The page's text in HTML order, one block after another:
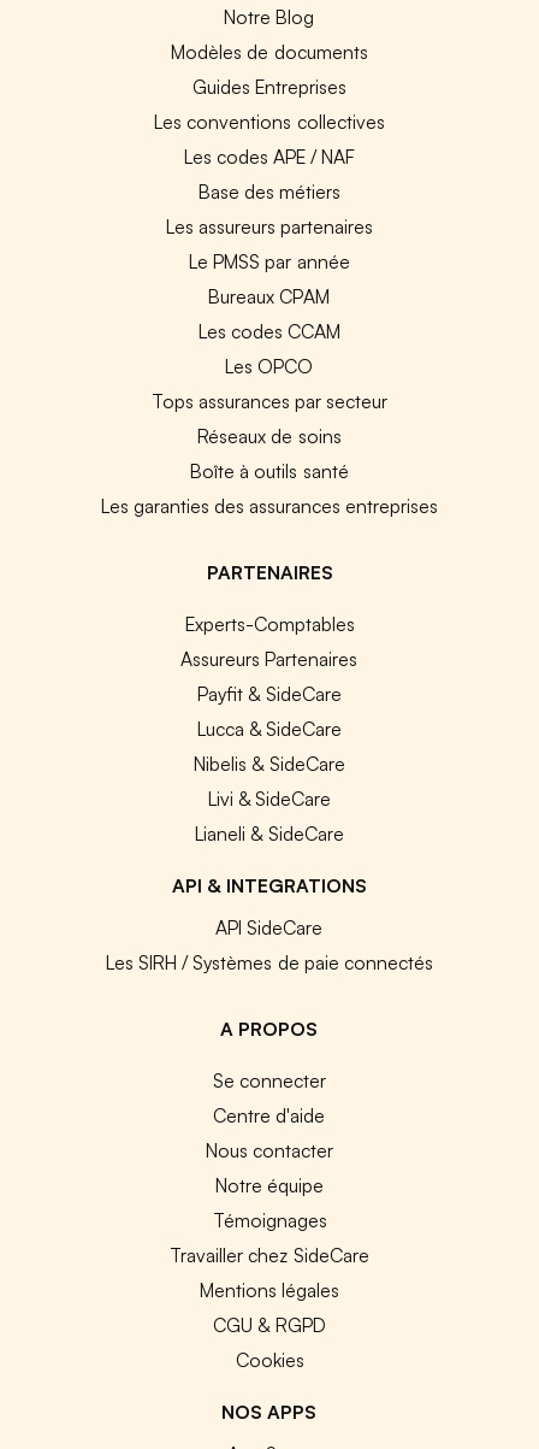
Notre Blog
Modèles de documents
Guides Entreprises
Les conventions collectives
Les codes APE / NAF
Base des métiers
Les assureurs partenaires
Le PMSS par année
Bureaux CPAM
Les codes CCAM
Les OPCO
Tops assurances par secteur
Réseaux de soins
Boîte à outils santé
Les garanties des assurances entreprises
PARTENAIRES
Experts-Comptables
Assureurs Partenaires
Payfit & SideCare
Lucca & SideCare
Nibelis & SideCare
Livi & SideCare
Lianeli & SideCare
API & INTEGRATIONS
API SideCare
Les SIRH / Systèmes de paie connectés
A PROPOS
Se connecter
Centre d'aide
Nous contacter
Notre équipe
Témoignages
Travailler chez SideCare
Mentions légales
CGU & RGPD
Cookies
NOS APPS